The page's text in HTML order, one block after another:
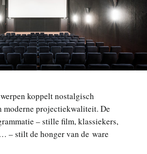
koppelt nostalgisch
moderne projectiekwaliteit. De
– stille film, klassiekers,
– stilt de honger van de ware